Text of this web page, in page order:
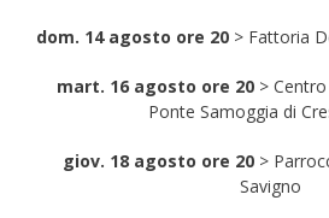
dom. 14 agosto ore 20 > Fattoria
mart. 16 agosto ore 20 >
Ponte Samoggia di
giov. 18 agosto ore 20 >
Savigno